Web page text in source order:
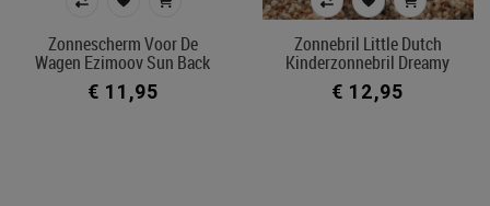
Zonnescherm Voor De
Wagen Ezimoov Sun Back
€ 11,95
Zonnebril Little Dutch
Kinderzonnebril Dreamy
€ 12,95